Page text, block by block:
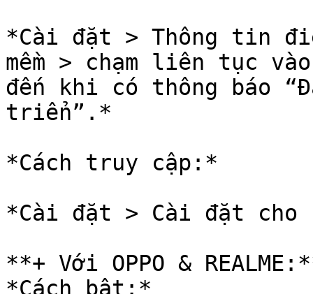
*Cài đặt > Thông tin
mềm > chạm liên tục
đến khi có thông báo
triển”.*
*Cách truy cập:*
*Cài đặt > Cài đặt
**+ Với OPPO &
*Cách bật:*